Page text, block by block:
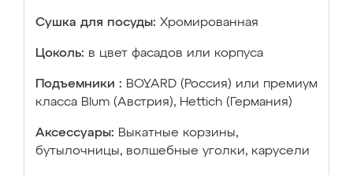
Сушка для посуды: Хромированная
Цоколь: в цвет фасадов или корпуса
Подъемники : BOYARD (Россия) или премиум
класса Blum (Австрия), Hettich (Германия)
Аксессуары: Выкатные корзины,
бутылочницы, волшебные уголки, карусели